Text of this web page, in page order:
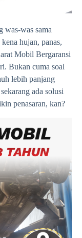
was-was sama
hujan, panas,
Mobil Bergaransi
Bukan cuma soal
lebih panjang
ada solusi
penasaran, kan?